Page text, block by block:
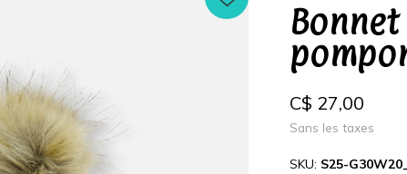
C$ 27,00
Sans les taxes
SKU: S25-